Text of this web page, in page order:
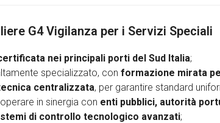
G4 Vigilanza per i Servizi Speciali
nei principali porti del Sud Italia;
specializzato, con formazione mirata
centralizzata, per garantire standard
in sinergia con enti pubblici, autorità
di controllo tecnologico avanzati;